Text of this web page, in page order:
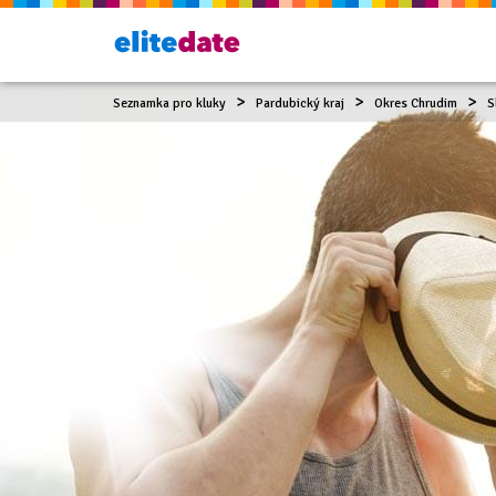
Seznamka pro kluky Pardubický kraj Okres Chrudim